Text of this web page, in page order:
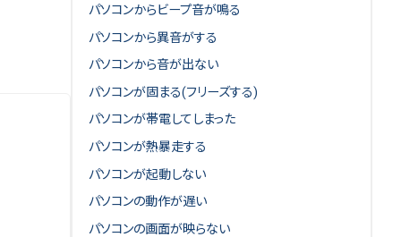
パソコンからビープ音が鳴る
パソコンから異音がする
パソコンから音が出ない
パソコンが固まる(フリーズする)
パソコンが帯電してしまった
パソコンが熱暴走する
パソコンが起動しない
パソコンの動作が遅い
パソコンの画面が映らない